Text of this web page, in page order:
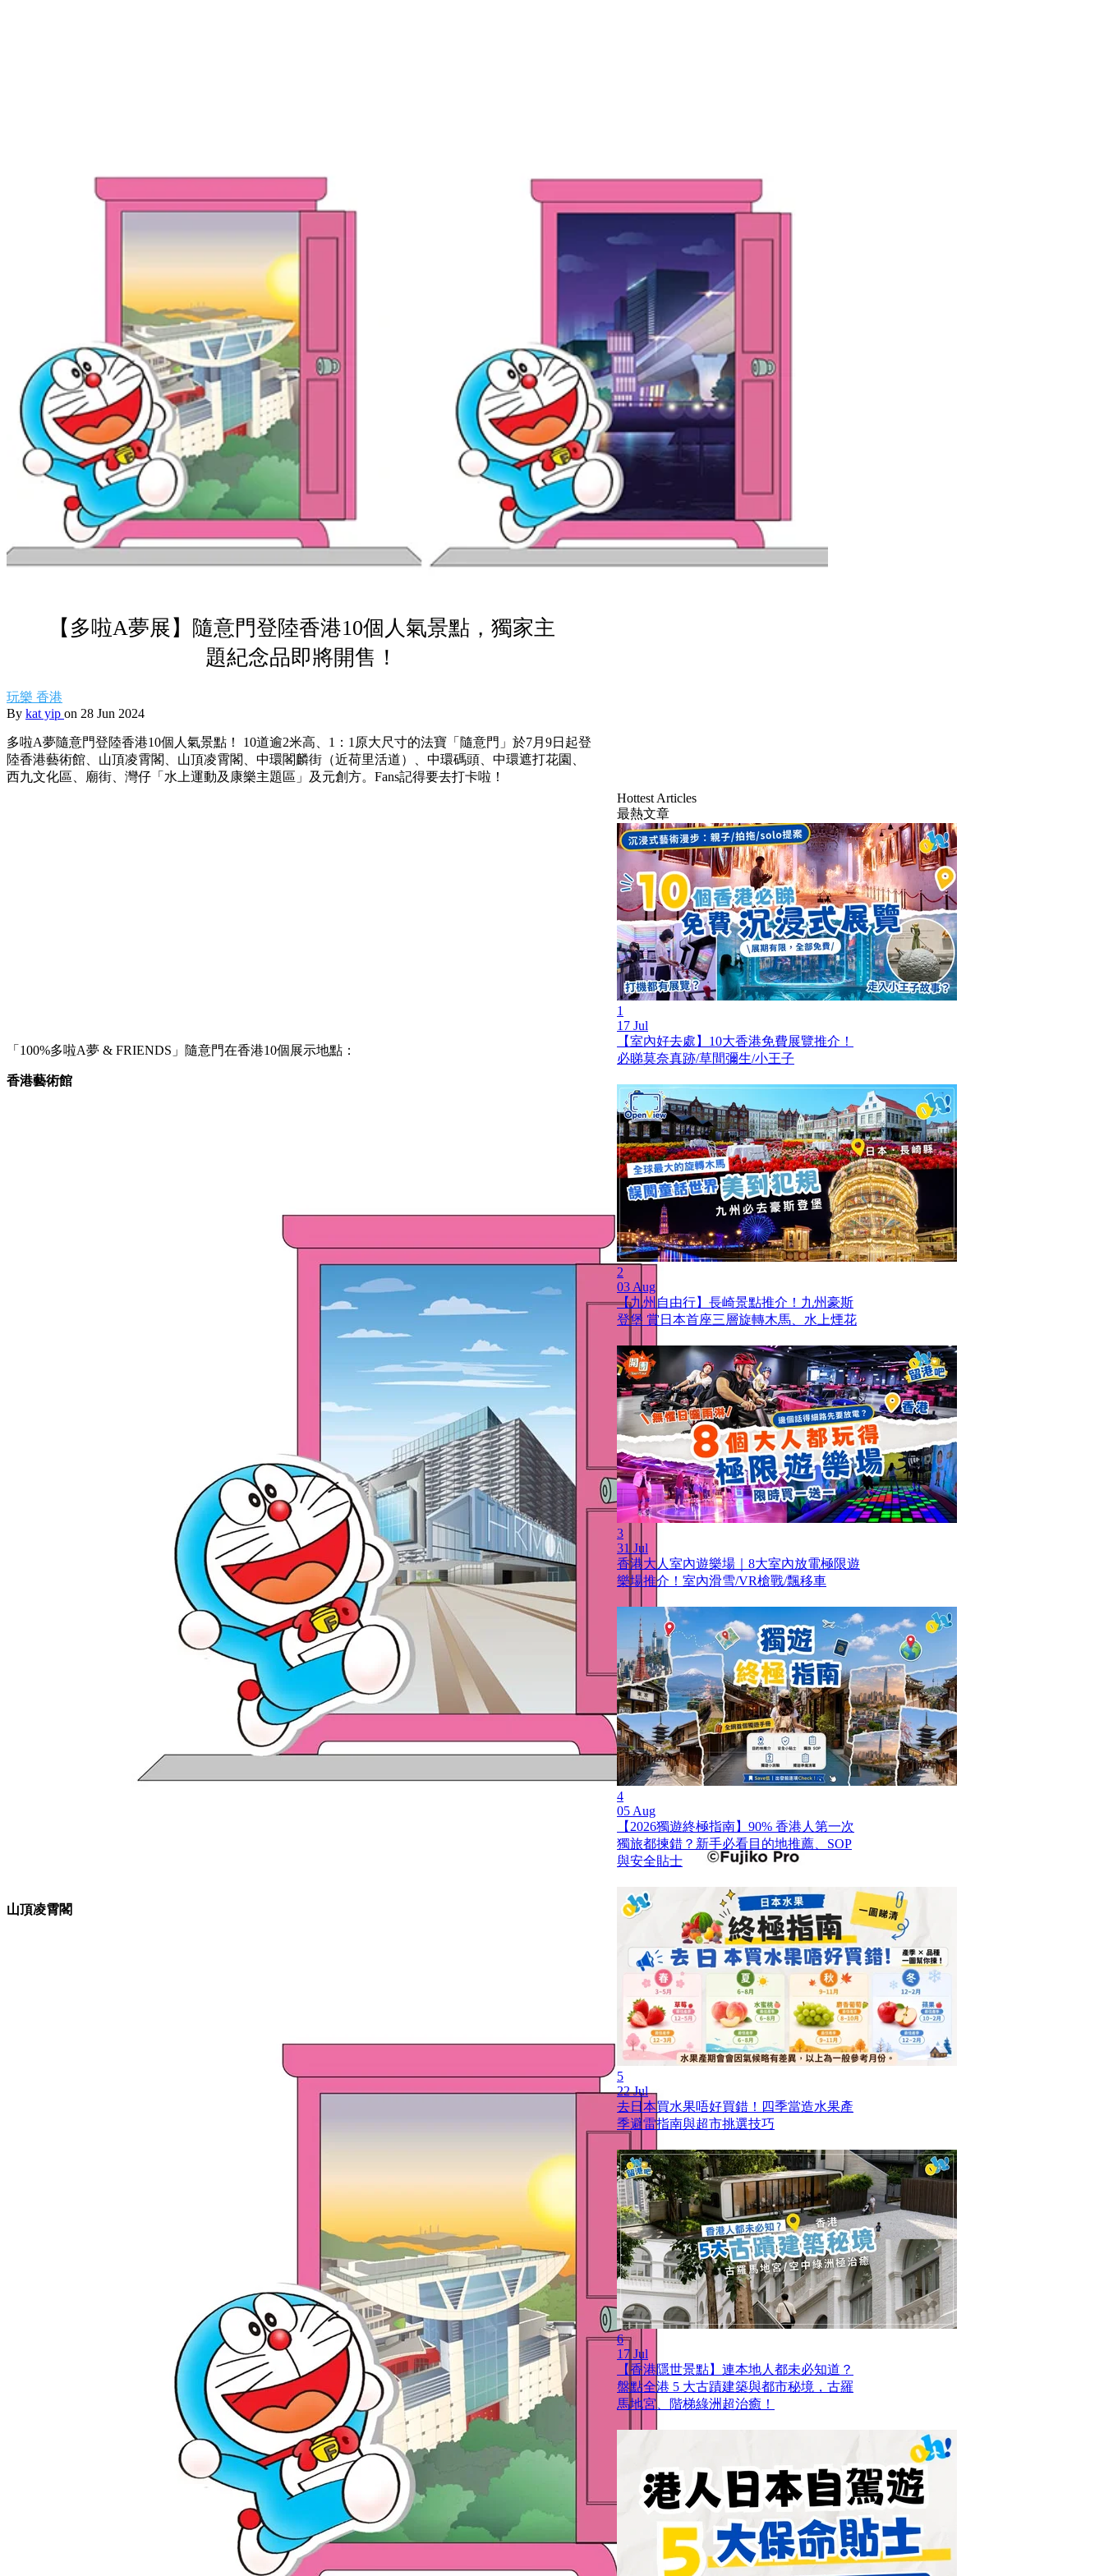
【多啦A夢展】隨意門登陸香港10個人氣景點，獨家主
題紀念品即將開售！
玩樂 香港
By kat yip on 28 Jun 2024
多啦A夢隨意門登陸香港10個人氣景點！ 10道逾2米高、 1 ： 1 原大尺寸的法寶「隨意門」於7月9日起登
陸香港藝術館、山頂凌霄閣、山頂凌霄閣、中環閣麟街（近荷里活道）、中環碼頭、中環遮打花園、
西九文化區、廟街、灣仔「水上運動及康樂主題區」及元創方。Fans記得要去打卡啦！
「100%多啦A夢 & FRIENDS」隨意門在香港10個展示地點：
香港藝術館
山頂凌霄閣
Hottest Articles
最熱文章
1
17 Jul
【室內好去處】10大香港免費展覽推介！
必睇莫奈真跡/草間彌生/小王子
2
03 Aug
【九州自由行】長崎景點推介！九州豪斯
登堡 賞日本首座三層旋轉木馬、水上煙花
3
31 Jul
香港大人室內遊樂場｜8大室內放電極限遊
樂場推介！室內滑雪/VR槍戰/飄移車
4
05 Aug
【2026獨遊終極指南】90% 香港人第一次
獨旅都揀錯？新手必看目的地推薦、SOP
與安全貼士
5
22 Jul
去日本買水果唔好買錯！四季當造水果產
季避雷指南與超市挑選技巧
6
17 Jul
【香港隱世景點】連本地人都未必知道？
盤點全港 5 大古蹟建築與都市秘境，古羅
馬地宮、階梯綠洲超治癒！